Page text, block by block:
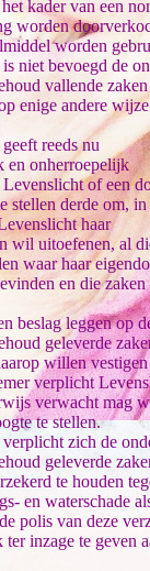
kader van een
worden
worden
niet bevoegd de
vallende
enige andere
reeds nu
en onherroepelijk
Levenslicht of een
stellen derde om,
haar
wil uitoefenen, al
waar haar
en die zaken
beslag leggen op
geleverde
willen
verplicht
verwacht mag
te stellen.
zich de
geleverde
te houden
en waterschade
polis van deze
ter inzage te geven